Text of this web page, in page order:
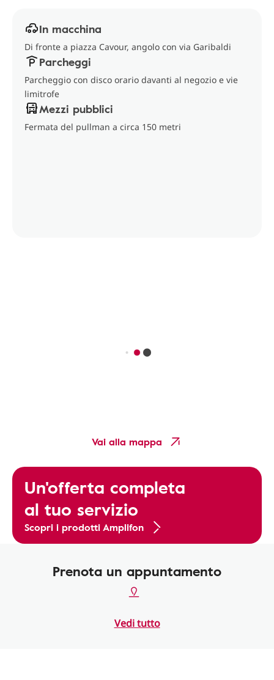
In macchina
Di fronte a piazza Cavour, angolo con via Garibaldi
Parcheggi
Parcheggio con disco orario davanti al negozio e vie
limitrofe
Mezzi pubblici
Fermata del pullman a circa 150 metri
Vai alla mappa
Un'offerta completa
al tuo servizio
Scopri i prodotti Amplifon
Prenota un appuntamento
Vedi tutto